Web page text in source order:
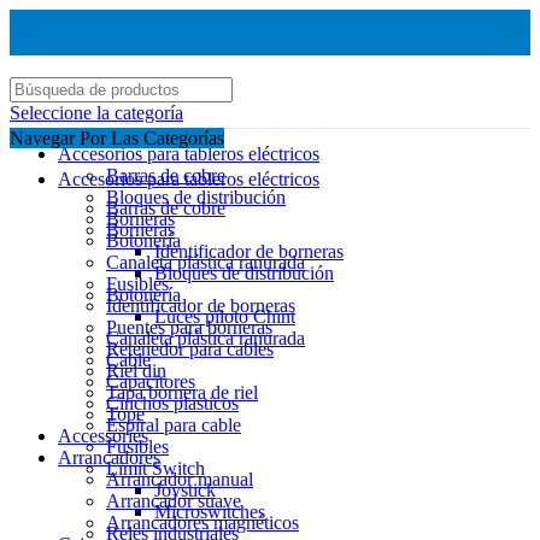
Seleccione la categoría
Accesorios para tableros eléctricos
Barras de cobre
Bloques de distribución
Borneras
Botonería
Canaleta plástica ranurada
Fusibles
Identificador de borneras
Puentes para borneras
Retenedor para cables
Riel din
Tapa bornera de riel
Tope
Accessories
Arrancadores
Arrancador manual
Arrancador suave
Arrancadores magnéticos
Navegar Por Las Categorías
Accesorios para tableros eléctricos
Barras de cobre
Borneras
Identificador de borneras
Bloques de distribución
Botonería
Luces piloto Chint
Canaleta plástica ranurada
Cable
Capacitores
Cinchos plasticos
Espiral para cable
Fusibles
Limit Switch
Joystick
Microswitches
Reles industriales